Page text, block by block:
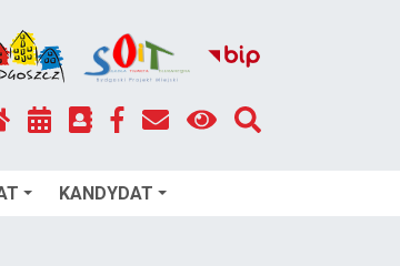
KANDYDAT